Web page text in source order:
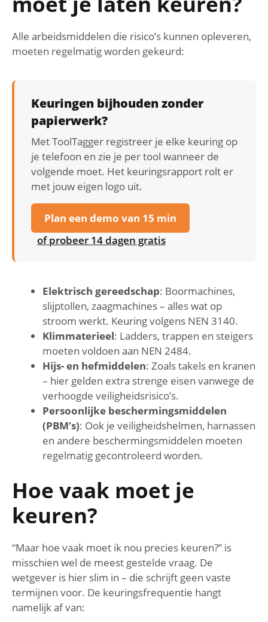
Alle arbeidsmiddelen die risico’s kunnen opleveren,
moeten regelmatig worden gekeurd:
Keuringen bijhouden zonder
papierwerk?
Met ToolTagger registreer je elke keuring op
je telefoon en zie je per tool wanneer de
volgende moet. Het keuringsrapport rolt er
met jouw eigen logo uit.
Plan een demo van 15 min
of probeer 14 dagen gratis
Elektrisch gereedschap: Boormachines,
slijptollen, zaagmachines – alles wat op
stroom werkt. Keuring volgens NEN 3140.
Klimmaterieel: Ladders, trappen en steigers
moeten voldoen aan NEN 2484.
Hijs- en hefmiddelen: Zoals takels en kranen
– hier gelden extra strenge eisen vanwege de
verhoogde veiligheidsrisico’s.
Persoonlijke beschermingsmiddelen
(PBM’s): Ook je veiligheidshelmen, harnassen
en andere beschermingsmiddelen moeten
regelmatig gecontroleerd worden.
Hoe vaak moet je
keuren?
“Maar hoe vaak moet ik nou precies keuren?” is
misschien wel de meest gestelde vraag. De
wetgever is hier slim in – die schrijft geen vaste
termijnen voor. De keuringsfrequentie hangt
namelijk af van: